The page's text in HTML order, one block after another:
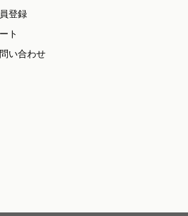
登録
ト
い合わせ